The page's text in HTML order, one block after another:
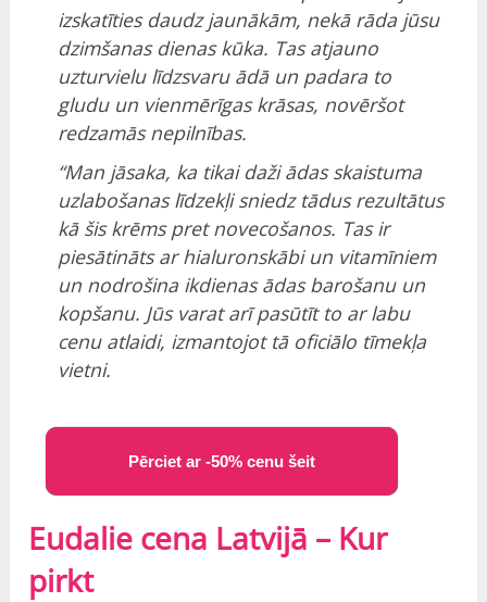
izskatīties daudz jaunākām, nekā rāda jūsu
dzimšanas dienas kūka. Tas atjauno
uzturvielu līdzsvaru ādā un padara to
gludu un vienmērīgas krāsas, novēršot
redzamās nepilnības.
“Man jāsaka, ka tikai daži ādas skaistuma
uzlabošanas līdzekļi sniedz tādus rezultātus
kā šis krēms pret novecošanos. Tas ir
piesātināts ar hialuronskābi un vitamīniem
un nodrošina ikdienas ādas barošanu un
kopšanu. Jūs varat arī pasūtīt to ar labu
cenu atlaidi, izmantojot tā oficiālo tīmekļa
vietni.
Pērciet ar -50% cenu šeit
Eudalie cena Latvijā – Kur
pirkt